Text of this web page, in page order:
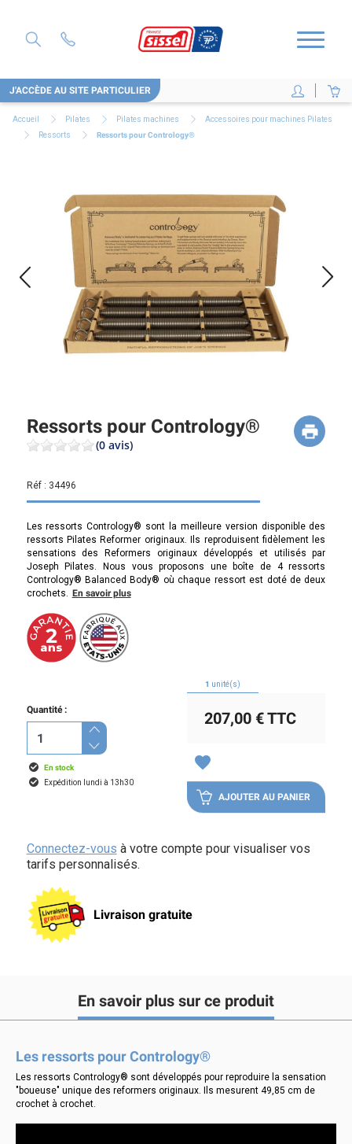
J'ACCÈDE AU SITE PARTICULIER
Accueil Pilates Pilates machines
Accessoires pour machines Pilates
Ressorts
Ressorts pour Contrology®
Ressorts pour Contrology®
(0 avis)
Réf : 34496
Les ressorts Contrology® sont la meilleure version disponible des
ressorts Pilates Reformer originaux. Ils reproduisent fidèlement les
sensations des Reformers originaux développés et utilisés par
Joseph Pilates. Nous vous proposons une boîte de 4 ressorts
Contrology® Balanced Body® où chaque ressort est doté de deux
crochets. En savoir plus
Quantité :
En stock
Expédition lundi à 13h30
1 unité(s)
207,00 €TTC
favorite
AJOUTER AU PANIER
Connectez-vous à votre compte pour visualiser vos
tarifs personnalisés.
Livraison gratuite
En savoir plus sur ce produit
Les ressorts pour Contrology®
Les ressorts Contrology® sont développés pour reproduire la sensation
"boueuse" unique des reformers originaux. Ils mesurent 49,85 cm de
crochet à crochet.